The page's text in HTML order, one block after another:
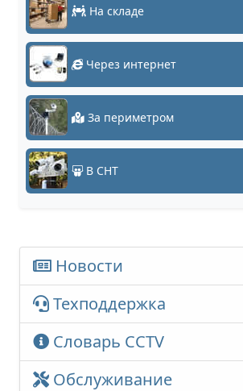
На складе
Через интернет
За периметром
В СНТ
Новости
Техподдержка
Словарь CCTV
Обслуживание